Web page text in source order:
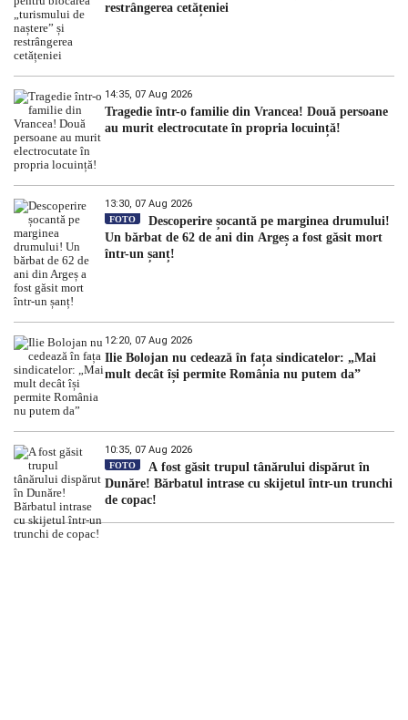
restrângerea cetățeniei
14:35, 07 Aug 2026
Tragedie într-o familie din Vrancea! Două persoane
au murit electrocutate în propria locuință!
13:30, 07 Aug 2026
FOTO
Descoperire șocantă pe marginea drumului!
Un bărbat de 62 de ani din Argeș a fost găsit mort
într-un șanț!
12:20, 07 Aug 2026
Ilie Bolojan nu cedează în fața sindicatelor: „Mai
mult decât își permite România nu putem da”
10:35, 07 Aug 2026
FOTO
A fost găsit trupul tânărului dispărut în
Dunăre! Bărbatul intrase cu skijetul într-un trunchi
de copac!